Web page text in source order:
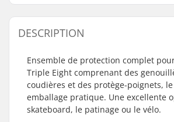
DESCRIPTION
Ensemble de protection complet
Triple Eight comprenant des
coudières et des protège-poignets,
emballage pratique. Une excellente
skateboard, le patinage ou le vélo.